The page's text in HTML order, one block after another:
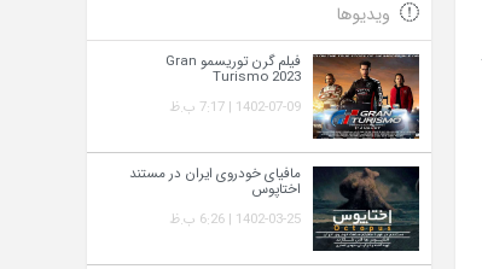
ویدیوها
فیلم گرن توریسمو Gran
Turismo 2023
1402-07-09 | 7:17 ب.ظ
مافیای خودروی ایران در مستند
اختاپوس
1402-03-25 | 6:26 ب.ظ